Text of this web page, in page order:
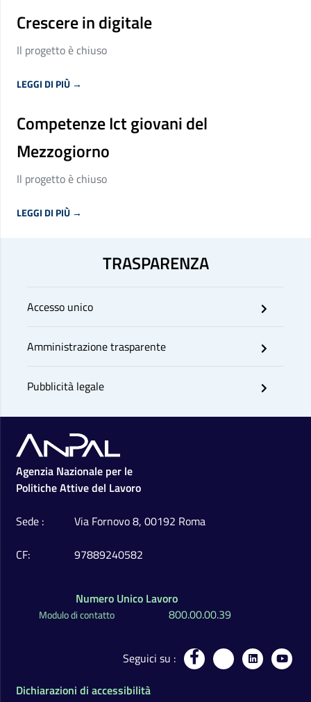
Crescere in digitale
Il progetto è chiuso
LEGGI DI PIÙ →
Competenze Ict giovani del
Mezzogiorno
Il progetto è chiuso
LEGGI DI PIÙ →
TRASPARENZA
Accesso unico
Amministrazione trasparente
Pubblicità legale
Footer
Agenzia Nazionale per le
Politiche Attive del Lavoro
Sede
Via Fornovo 8, 00192 Roma
CF
97889240582
Numero Unico Lavoro
Modulo di contatto 800.00.00.39
Seguici su
Dichiarazioni di accessibilità